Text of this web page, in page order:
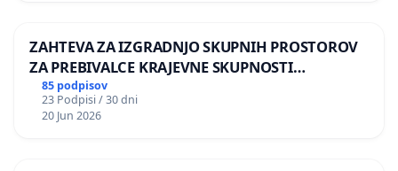
ZAHTEVA ZA IZGRADNJO SKUPNIH PROSTOROV
ZA PREBIVALCE KRAJEVNE SKUPNOSTI
PRESTRANEK
85 podpisov
23 Podpisi / 30 dni
20 Jun 2026